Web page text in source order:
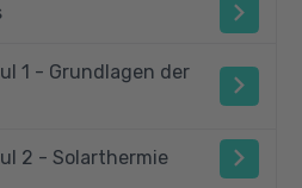
1 - Grundlagen der
2 - Solarthermie